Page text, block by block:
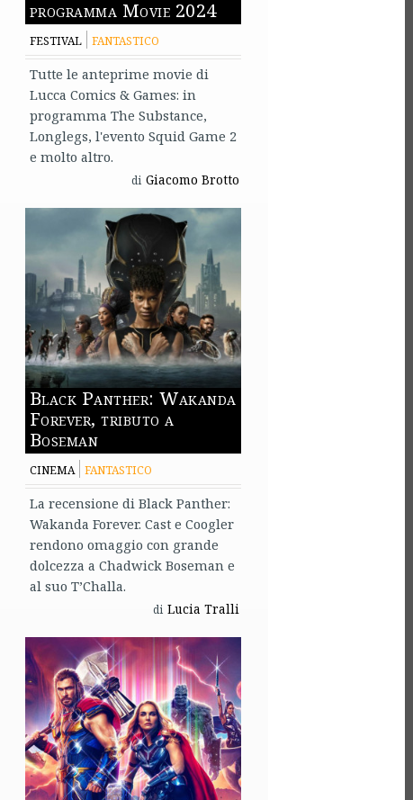
programma Movie 2024
FESTIVAL FANTASTICO
Tutte le anteprime movie di
Lucca Comics & Games: in
programma The Substance,
Longlegs, l'evento Squid Game 2
e molto altro.
di Giacomo Brotto
Black Panther: Wakanda
Forever, tributo a
Boseman
CINEMA FANTASTICO
La recensione di Black Panther:
Wakanda Forever. Cast e Coogler
rendono omaggio con grande
dolcezza a Chadwick Boseman e
al suo T’Challa.
di Lucia Tralli